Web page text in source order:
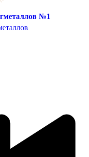
№1